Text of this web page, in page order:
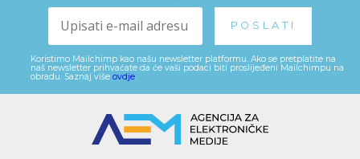
Koristimo Mailchimp kao našu newsletter platformu. Ako se pretplatite na
naš newsletter prihvaćate da će vaši podaci biti proslijeđeni Mailchimpu na
obradu. Saznaj više ovdje